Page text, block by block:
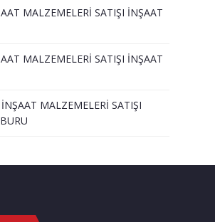
MALZEMELERİ SATIŞI İNŞAAT
MALZEMELERİ SATIŞI İNŞAAT
MALZEMELERİ SATIŞI